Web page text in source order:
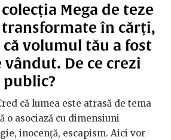
Mega de teze
în cărți,
volumul tău a fost
De ce crezi
public?
că lumea este atrasă de tema
o asociază cu dimensiuni
inocență, escapism. Aici vor